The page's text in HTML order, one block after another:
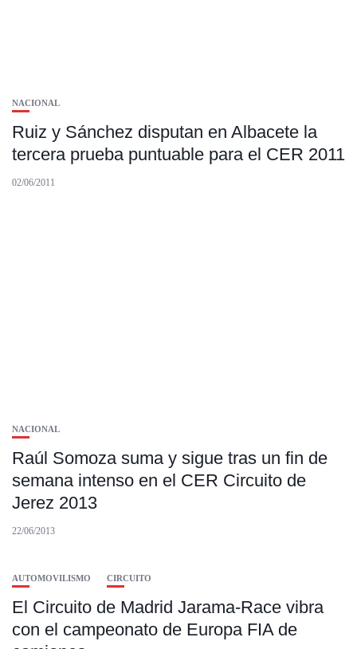
NACIONAL
Ruiz y Sánchez disputan en Albacete la
tercera prueba puntuable para el CER 2011
02/06/2011
NACIONAL
Raúl Somoza suma y sigue tras un fin de
semana intenso en el CER Circuito de
Jerez 2013
22/06/2013
AUTOMOVILISMO CIRCUITO
El Circuito de Madrid Jarama-Race vibra
con el campeonato de Europa FIA de